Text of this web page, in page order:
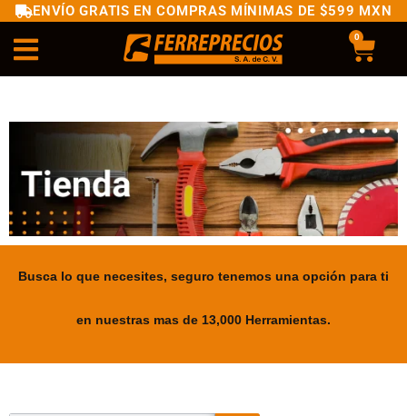
ENVÍO GRATIS EN COMPRAS MÍNIMAS DE $599 MXN
0
Busca lo que necesites, seguro tenemos una opción para ti
en nuestras mas de 13,000 Herramientas.